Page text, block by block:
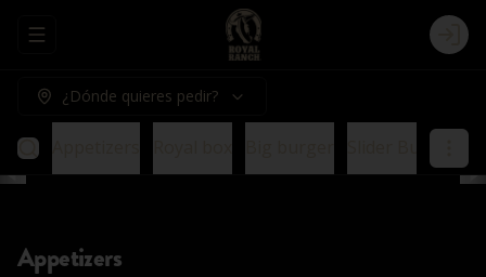
Abrir menu de navegación Login
¿Dónde quieres pedir?
Appetizers